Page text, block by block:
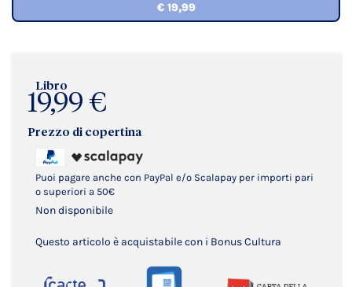
Libro
19,99 €
Prezzo di copertina
Puoi pagare anche con PayPal e/o Scalapay per importi pari
o superiori a 50€
Non disponibile
Questo articolo è acquistabile con i Bonus Cultura
€ 19,99